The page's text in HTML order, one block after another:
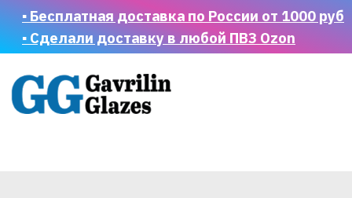
▪ Бесплатная доставка по России от 1000 руб
▪ Сделали доставку в любой ПВЗ Ozon